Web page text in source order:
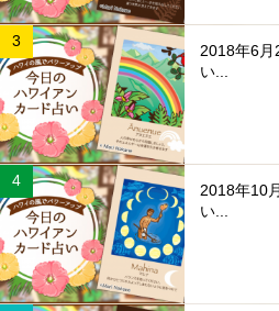
2018年6月
い...
2018年10
い...